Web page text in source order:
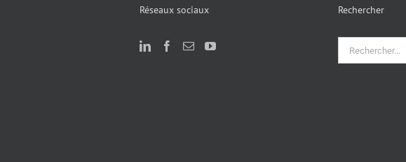
Réseaux sociaux Rechercher
Rechercher: